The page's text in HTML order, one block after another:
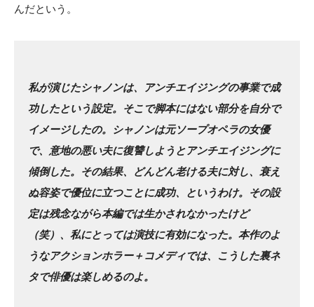
んだという。
私が演じたシャノンは、アンチエイジングの事業で成
功したという設定。そこで脚本にはない部分を自分で
イメージしたの。シャノンは元ソープオペラの女優
で、意地の悪い夫に復讐しようとアンチエイジングに
傾倒した。その結果、どんどん老ける夫に対し、衰え
ぬ容姿で優位に立つことに成功、というわけ。その設
定は残念ながら本編では生かされなかったけど
（笑）、私にとっては演技に有効になった。本作のよ
うなアクションホラー＋コメディでは、こうした裏ネ
タで俳優は楽しめるのよ。